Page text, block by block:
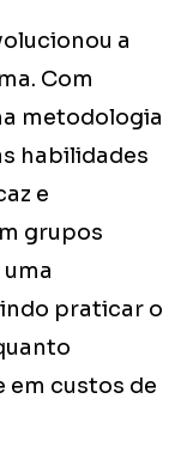
a
Com
metodologia
habilidades
e
grupos
praticar o
custos de